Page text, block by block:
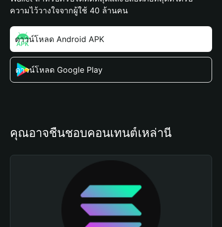
ความไว้วางใจจากผู้ใช้ 40 ล้านคน
ดาวน์โหลด Android APK
ดาวน์โหลด Google Play
คุณอาจชื่นชอบคอนเทนต์เหล่านี้